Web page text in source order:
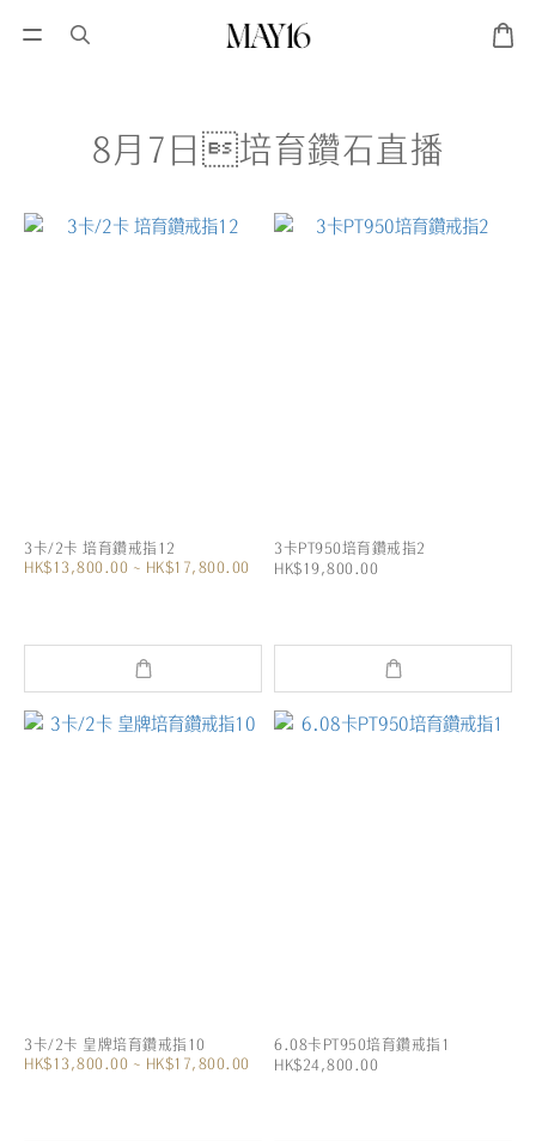
8月7日培育鑽石直播
3卡/2卡 培育鑽戒指12
HK$13,800.00 ~ HK$17,800.00
3卡PT950培育鑽戒指2
HK$19,800.00
3卡/2卡 皇牌培育鑽戒指10
HK$13,800.00 ~ HK$17,800.00
6.08卡PT950培育鑽戒指1
HK$24,800.00